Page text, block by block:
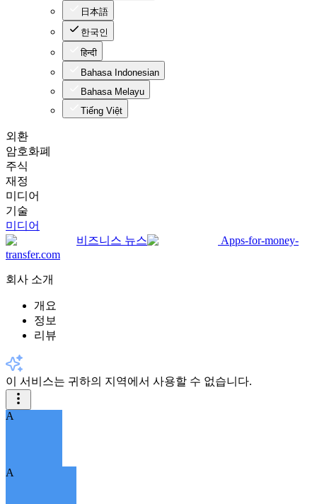
日本語
한국인
हिन्दी
Bahasa Indonesian
Bahasa Melayu
Tiếng Việt
외환
암호화폐
주식
재정
미디어
기술
미디어
비즈니스 뉴스
Apps-for-money-
transfer.com
회사 소개
개요
정보
리뷰
이 서비스는 귀하의 지역에서 사용할 수 없습니다.
A
A